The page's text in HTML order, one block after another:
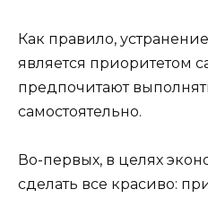
Как правило,
является приоритетом
предпочитают
самостоятельно.
Во-первых, в целях
сделать все красиво: